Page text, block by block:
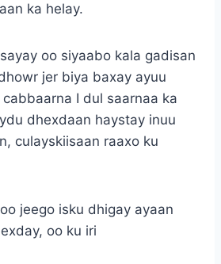
ka helay.
oo siyaabo kala gadisan
jer biya baxay ayuu
I dul saarnaa ka
dhexdaan haystay inuu
culayskiisaan raaxo ku
jeego isku dhigay ayaan
oo ku iri